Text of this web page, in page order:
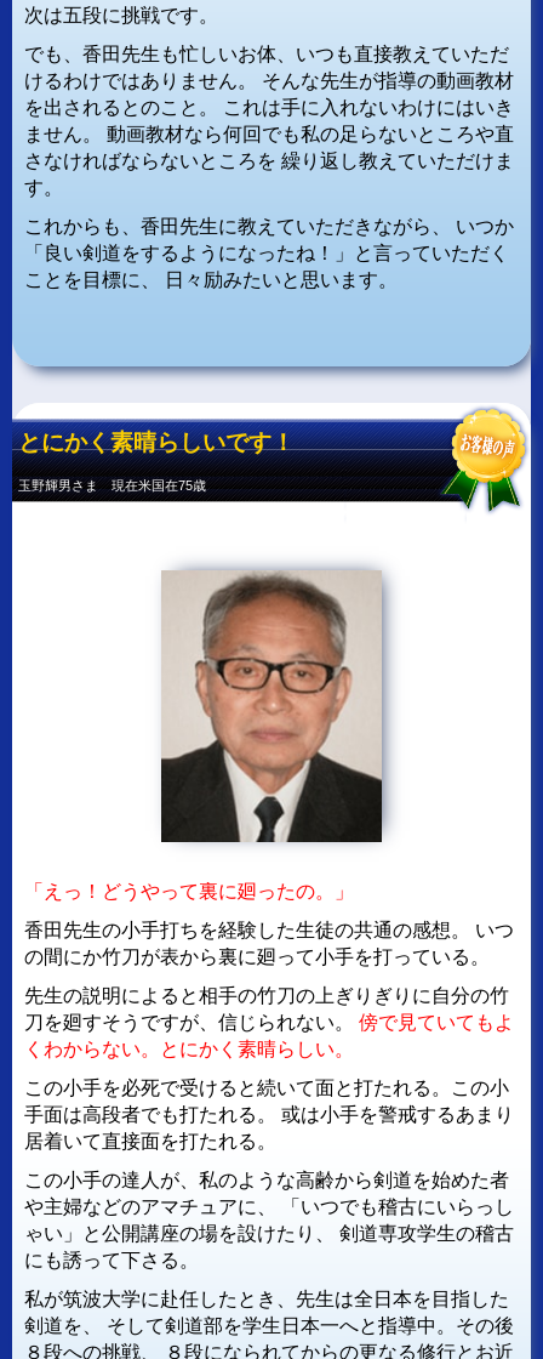
次は五段に挑戦です。
でも、香田先生も忙しいお体、いつも直接教えていただ
けるわけではありません。
そんな先生が指導の動画教材
を出されるとのこと。
これは手に入れないわけにはいき
ません。
動画教材なら何回でも私の足らないところや直
さなければならないところを 繰り返し教えていただけま
す。
これからも、香田先生に教えていただきながら、
いつか
「良い剣道をするようになったね！」と言っていただく
ことを目標に、
日々励みたいと思います。
とにかく素晴らしいです！
玉野輝男さま 現在米国在75歳
「えっ！どうやって裏に廻ったの。」
香田先生の小手打ちを経験した生徒の共通の感想。
いつ
の間にか竹刀が表から裏に廻って小手を打っている。
先生の説明によると相手の竹刀の上ぎりぎりに自分の竹
刀を廻すそうですが、信じられない。
傍で見ていてもよ
くわからない。とにかく素晴らしい。
この小手を必死で受けると続いて面と打たれる。この小
手面は高段者でも打たれる。
或は小手を警戒するあまり
居着いて直接面を打たれる。
この小手の達人が、私のような高齢から剣道を始めた者
や主婦などのアマチュアに、
「いつでも稽古にいらっし
ゃい」と公開講座の場を設けたり、
剣道専攻学生の稽古
にも誘って下さる。
私が筑波大学に赴任したとき、先生は全日本を目指した
剣道を、
そして剣道部を学生日本一へと指導中。その後
８段への挑戦、
８段になられてからの更なる修行とお近